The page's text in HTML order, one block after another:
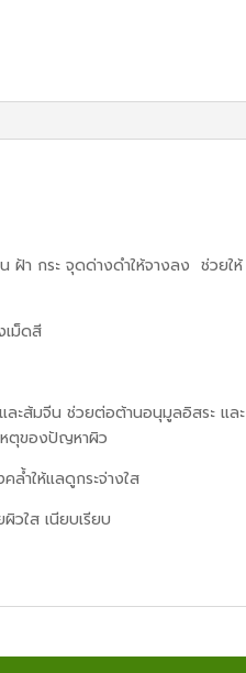
ฝ้า กระ จุดด่างดำให้จางลง ช่วยให้
เม็ดสี
ะส้มจีน ช่วยต่อต้านอนุมูลอิสระ และ
หตุของปัญหาผิว
ำให้แลดูกระจ่างใส
วใส เนียบเรียบ